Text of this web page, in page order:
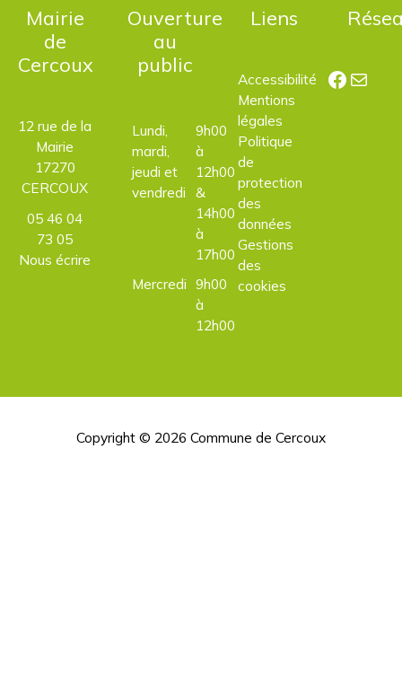
Mairie
de
Cercoux
12 rue de la
Mairie
17270
CERCOUX
05 46 04
73 05
Nous écrire
Ouverture
au
public
Lundi,
mardi,
jeudi et
vendredi
9h00
à
12h00
&
14h00
à
17h00
Mercredi 9h00
à
12h00
Liens
Accessibilité
Mentions
légales
Politique
de
protection
des
données
Gestions
des
cookies
E-mail
Copyright © 2026 Commune de Cercoux